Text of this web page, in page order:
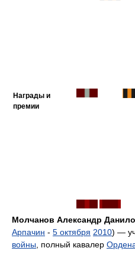
Награды и
премии
Молчанов Александр
Арпачин - 5 октября 2010) —
войны , полный кавалер